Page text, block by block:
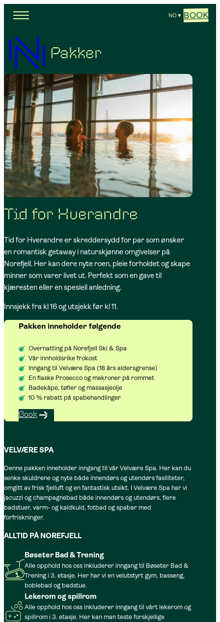
NO ▼ BOOK
Pakker
Tid for Hverandre
Tid for Hverandre er skreddersydd for par som ønsker
en romantisk getaway i naturskjønne omgivelser på
Norefjell. Her kan dere nyte roen, pleie forholdet og skape
minner som varer livet ut. Perfekt som en gave til
kjæresten eller en spesiell anledning.
Innsjekk fra kl 16 og utsjekk før kl 11.
Pakken inneholder følgende
Overnatting på Norefjell Ski & Spa
Vår innholdsrike frokost
Inngang til Velvære Spa (18 års aldersgrense)
En flaske Prosecco og makroner på rommet
Badekåpe, tøfler og massasjeolje
10 % rabatt på spabehandlinger
Book
VELVÆRE SPA
Denne pakken inneholder inngang til vår Velvære Spa. Her kan du
senke skuldrene og nyte både innendørs og utendørs fasiliteter,
omgitt av frisk fjelluft og en fantastisk utsikt. I Velvære Spa har vi
jacuzzi og champagnebad både innendørs og utendørs, flere
badstuer, varm- og kaldkuld, fotbad og spabar med
forfriskninger.
ALLTID PÅ NOREFJELL
Bøseter Bad & Trening
Alle opphold hos oss inkluderer inngang til Bøseter Bad &
Trening i 3. etasje. Her har vi en velutstyrt gym, basseng,
boblebad og badstue.
Lekerom og spillrom
Alle opphold hos oss inkluderer inngang til vårt lekerom og
spillrom i 3. etasje. Her kan man teste forskjellige